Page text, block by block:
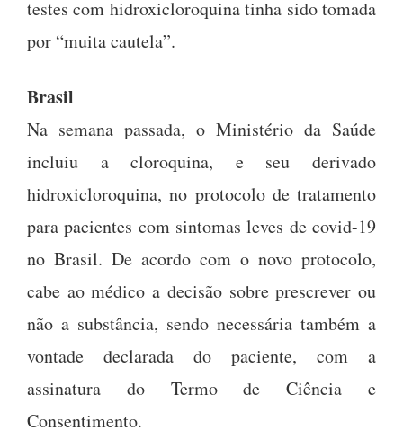
testes com hidroxicloroquina tinha sido tomada
por “muita cautela”.
Brasil
Na semana passada, o Ministério da Saúde
incluiu a cloroquina, e seu derivado
hidroxicloroquina, no protocolo de tratamento
para pacientes com sintomas leves de covid-19
no Brasil. De acordo com o novo protocolo,
cabe ao médico a decisão sobre prescrever ou
não a substância, sendo necessária também a
vontade declarada do paciente, com a
assinatura do Termo de Ciência e
Consentimento.